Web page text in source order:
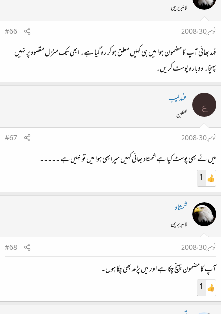
لائبریرین
نومبر 30، 2008
#66
فہد بھائی آپ کا مضمون ہوا میں ہی کہیں معلق ہو کر رہ گیا ہے۔ ابھی تک منزل مقصود پر نہیں
پہنچا۔ دوبارہ پوسٹ کریں۔
ع عندلیب
محفلین
نومبر 30، 2008
#67
میں نے بھی پوسٹ‌کیا ہے شمشاد بھائی کہیں میرا بھی ہوا میں تو نہیں‌ہے ۔۔۔۔۔
1
شمشاد
لائبریرین
نومبر 30، 2008
#68
آپ کا مضمون پہنچ چکا ہے اور میں پڑھ بھی چکا ہوں۔
1